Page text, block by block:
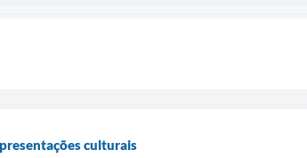
culturais